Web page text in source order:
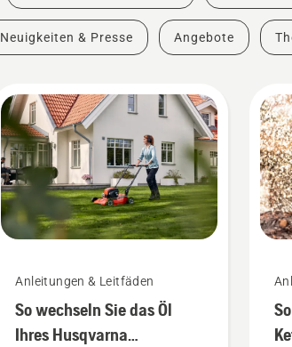
Neuigkeiten & Presse Angebote
Anleitungen & Leitfäden
So wechseln Sie das Öl
Ihres Husqvarna